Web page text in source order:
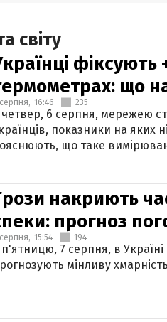
світу
фіксують
що
16:46 235
6 серпня, мережею
показники на яких
що таке
накриють
прогноз
15:54 194
7 серпня, в
мінливу